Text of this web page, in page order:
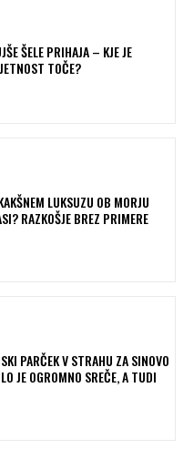
ŠELE PRIHAJA – KJE JE
TOČE?
LUKSUZU OB MORJU
RAZKOŠJE BREZ PRIMERE
PARČEK V STRAHU ZA SINOVO
JE OGROMNO SREČE, A TUDI